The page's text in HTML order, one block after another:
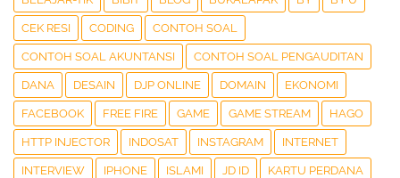
CEK RESI CODING CONTOH SOAL
CONTOH SOAL AKUNTANSI CONTOH SOAL PENGAUDITAN
DANA DESAIN DJP ONLINE DOMAIN EKONOMI
FACEBOOK FREE FIRE GAME GAME STREAM HAGO
HTTP INJECTOR INDOSAT INSTAGRAM INTERNET
INTERVIEW IPHONE ISLAMI JD ID KARTU PERDANA